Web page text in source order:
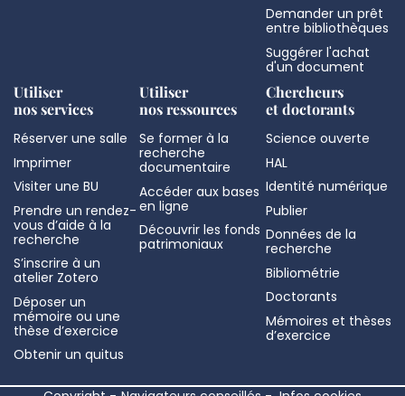
Demander un prêt
entre bibliothèques
Suggérer l'achat
d'un document
Utiliser
nos services
Réserver une salle
Imprimer
Visiter une BU
Prendre un rendez-
vous d’aide à la
recherche
S’inscrire à un
atelier Zotero
Déposer un
mémoire ou une
thèse d’exercice
Obtenir un quitus
Utiliser
nos ressources
Se former à la
recherche
documentaire
Accéder aux bases
en ligne
Découvrir les fonds
patrimoniaux
Chercheurs
et doctorants
Science ouverte
HAL
Identité numérique
Publier
Données de la
recherche
Bibliométrie
Doctorants
Mémoires et thèses
d’exercice